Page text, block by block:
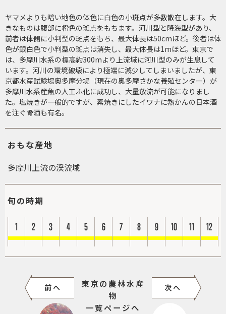
ヤマメよりも暗い地色の体色に白色の小斑点が多数散在します。大
きなものは腹部に橙色の斑点をもちます。河川型と降海型があり、
前者は体側に小判型の斑点をもち、最大体長は50cmほど。後者は体
色が銀白色で小判型の斑点は消失し、最大体長は1mほど。東京で
は、多摩川水系の標高約300mより上流域に河川型のみが生息して
います。河川の環境破壊により極端に減少してしまいましたが、東
京都水産試験場奥多摩分場（現在の奥多摩さかな養殖センター）が
多摩川水系産魚の人工ふ化に成功し、大量放流が可能になりまし
た。塩焼きが一般的ですが、素焼きにしたイワナに熱かんの日本酒
を注ぐ骨酒も有名。
おもな産地
多摩川上流の渓流域
旬の時期
1 2 3 4 5 6 7 8 9 10 11 12
前へ
東京の農林水産
物
一覧ページへ
次へ